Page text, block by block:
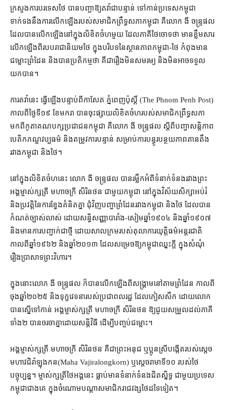
ក្រសួងការបរទេស​ថៃ បាន​បញ្ជា​ឱ្យ​តវ៉ា​ជាបន្ទាន់ ទៅ​កាន់​ប្រទេស​កម្ពុជា
ទាក់ទង​នឹង​ការ​លើកឡើង​របស់​សមាជិក​ព្រឹទ្ធសភា​កម្ពុជា គឺ​លោក ងី ចន្ទ្រផល
ដែល​បាន​លើកឡើង​នៅក្នុង​លិខិត​ចំហ​មួយ ដែល​ភាគី​ថៃ​ចោទ​ថា មាន​ខ្លឹមសារ​
លើកឡើង​ពី​របប​រាជានិយម​ថៃ ក្នុង​បរិបទ​នៃ​ស្ថានភាព​កម្ពុជា​-​ថៃ កំពុង​មាន​
ជម្លោះព្រំដែន និង​បាន​ប្រតិកម្ម​ថា គឺ​ជា​រឿង​មិន​សមរម្យ និង​មិនអាច​ទទួល​
យក​បាន។
ការ​តវ៉ា​នេះ ធ្វើ​ឡើង​បន្ទាប់​ពី​កាសែត ភ្នំពេញ​ប៉ុស្តិ៍ (The Phnom Penh Post)
កាលពី​ថ្ងៃទី​១៩ ខែ​មករា បាន​ចុះផ្សាយ​លិខិត​ចំហ​របស់​សមាជិក​ព្រឹទ្ធសភា
មកពី​កូតា​គណបក្ស​ប្រជាជន​កម្ពុជា គឺ​លោក ងី ចន្ទ្រផល ស្ដីពី​បញ្ហា​សន្តិភាព
បេតិកភណ្ឌ​វប្បធម៌ និង​តម្រូវការ​បន្ទាន់ សម្រាប់​ការ​បន្ធូរបន្ថយ​ភាព​តានតឹង​
រវាង​កម្ពុជា និង​ថៃ។
នៅក្នុង​លិខិត​ចំហ​នេះ លោក ងី ចន្ទ្រផល បាន​រម្លឹក​អំពី​ទំនាក់ទំនង​រវាង​ព្រះ
អង្គម្ចាស់​ក្សត្រី មហាចក្រី សិរិនថន ជាមួយ​កម្ពុជា នៅ​ក្នុង​វិស័យ​សិក្សា​អប់រំ
និង​ប្រវត្តិ​នៃ​ការ​ខ្វែង​គំនិត​គ្នា ជុំវិញ​បញ្ហា​ព្រំដែន​រវាង​កម្ពុជា និង​ថៃ ដែល​បាន​
កំណត់​ច្បាស់លាស់ ដោយ​សន្ធិសញ្ញា​បារាំង​-​សៀម​ឆ្នាំ​១៩០៤ និង​ឆ្នាំ​១៩០៧
និង​មាន​ការ​បញ្ជាក់​ជាថ្មី ដោយ​សាលក្រម​របស់​តុលាការ​យុត្តិធម៌​អន្តរជាតិ
កាលពី​ឆ្នាំ​១៩៦២ និង​ឆ្នាំ​២០១៣ ដែល​សម្រេច​ឱ្យ​កម្ពុជា​ឈ្នះក្ដី ក្នុង​សំណុំ
រឿង​ប្រាសាទព្រះវិហារ។
ក្នុង​នោះ​លោក ងី ចន្ទ្រផល ក៏បាន​លើកឡើង​ពី​សង្គ្រាម​នៅ​តាម​ព្រំដែន កាលពី​
ចុងឆ្នាំ​២០២៥ និង​ទុក្ខវេទនា​របស់​ប្រជាពលរដ្ឋ ដែល​ភៀស​សឹក ដោយ​លោក​
បាន​ស្នើ​ទៅកាន់ អង្គ​ម្ចាស់​ក្សត្រី មហាចក្រី សិរិនថន ឱ្យ​ជួយ​សម្រួល​ដល់​ភាគី​
ទាំង​២ បាន​ចរចា​គ្នា​ដោយ​សន្តិវិធី ដើម្បី​បញ្ចប់​ជម្លោះ។
អង្គ​ម្ចាស់ក្សត្រី មហាចក្រី សិរិនថន គឺជា​ព្រះ​អនុជ ឬ​ប្អូនស្រី​បង្កើត​របស់​ស្ដេច
មហាវជិរ៉ាឡុងកន​(Maha Vajiralongkorn) ឬ​ស្ដេច​រាមា​ទី​១០ របស់​ថៃ​
បច្ចុប្បន្ន។ ម្ចាស់ក្សត្រី​ថៃ​អង្គ​នេះ ធ្លាប់​មាន​ទំនាក់ទំនង​ជិតស្និទ្ធ ជាមួយ​ប្រទេស​
កម្ពុជា​ជាងគេ ក្នុង​ចំណោម​បណ្ដា​សមាជិក​រាជវង្ស​ថៃ​ដទៃ​ទៀត។